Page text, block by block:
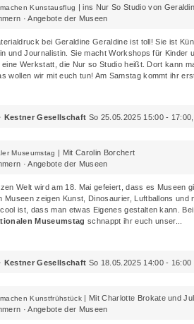
Kunstausflug |ins Nur So Studio von
· Angebote der Museen
bei Geraldine Geraldine ist toll! Sie ist
und Journalistin. Sie macht Workshops für Kinder
Werkstatt, die Nur so Studio heißt. Dort kann
wollen wir mit euch tun! Am Samstag kommt ihr
Kestner Gesellschaft So 25.05.2025 15:00 -
Museumstag | Mit Carolin Borchert
· Angebote der Museen
Welt wird am 18. Mai gefeiert, dass es Museen
Museen zeigen Kunst, Dinosaurier, Luftballons und
ist, dass man etwas Eigenes gestalten kann. Bei
Museumstag schnappt ihr euch unser...
Kestner Gesellschaft So 18.05.2025 14:00 - 16:00
Kunstfrühstück | Mit Charlotte Brokate und
· Angebote der Museen